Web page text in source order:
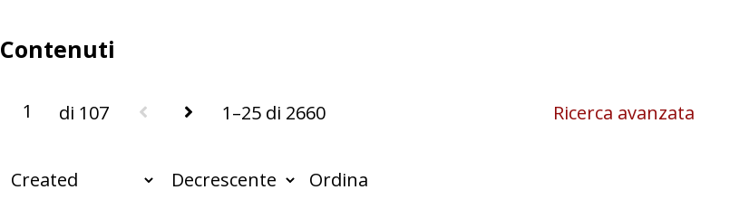
Contenuti
di 107 1–25 di 2660 Ricerca avanzata
Ordina